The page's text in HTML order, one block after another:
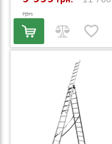
грн.